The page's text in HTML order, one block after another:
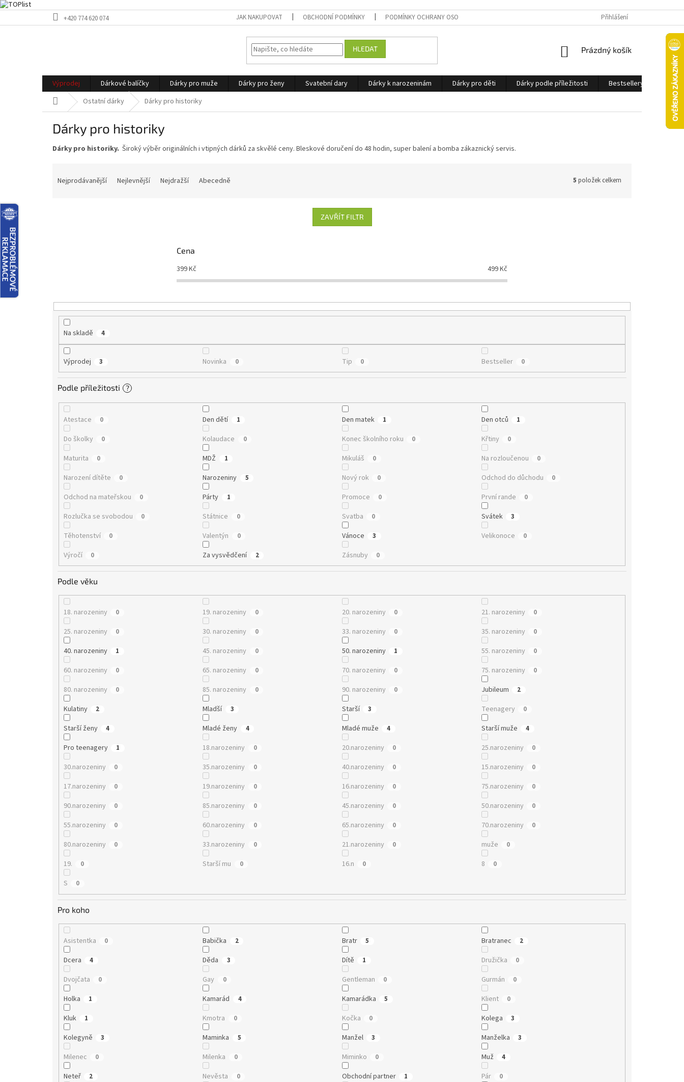
na
+420 774 620 074 JAK NAKUPOVAT OBCHODNÍ PODMÍNKY PODMÍNKY OCHRANY OSOBNÍCH ÚDAJŮ Přihlášení
HLEDAT
NÁKUPNÍ
Prázdný košík
Výprodej Dárkové balíčky Dárky pro muže Dárky pro ženy Svatební dary Dárky k narozeninám Dárky pro děti Dárky podle příležitosti Bestsellery
Domů Ostatní dárky Dárky pro historiky
Dárky pro historiky
Dárky pro historiky. Široký výběr originálních i vtipných dárků za skvělé ceny. Bleskové doručení do 48 hodin, super balení a bomba zákaznický servis.
t
ů
Nejprodávanější Nejlevnější Nejdražší Abecedně 5 položek celkem
ZAVŘÍT FILTR
Cena
399Kč 499Kč
Na skladě 4
Výprodej 3 Novinka 0 Tip 0 Bestseller 0
Podle příležitosti ?
Atestace 0 Den dětí 1 Den matek 1 Den otců 1
Do školky 0 Kolaudace 0 Konec školního roku 0 Křtiny 0
Maturita 0 MDŽ 1 Mikuláš 0 Na rozloučenou 0
Narození dítěte 0 Narozeniny 5 Nový rok 0 Odchod do důchodu 0
Odchod na mateřskou 0 Párty 1 Promoce 0 První rande 0
Rozlučka se svobodou 0 Státnice 0 Svatba 0 Svátek 3
Těhotenství 0 Valentýn 0 Vánoce 3 Velikonoce 0
Výročí 0 Za vysvědčení 2 Zásnuby 0
Podle věku
18. narozeniny 0 19. narozeniny 0 20. narozeniny 0 21. narozeniny 0
25. narozeniny 0 30. narozeniny 0 33. narozeniny 0 35. narozeniny 0
40. narozeniny 1 45. narozeniny 0 50. narozeniny 1 55. narozeniny 0
60. narozeniny 0 65. narozeniny 0 70. narozeniny 0 75. narozeniny 0
80. narozeniny 0 85. narozeniny 0 90. narozeniny 0 Jubileum 2
Kulatiny 2 Mladší 3 Starší 3 Teenagery 0
Starší ženy 4 Mladé ženy 4 Mladé muže 4 Starší muže 4
Pro teenagery 1 18.narozeniny 0 20.narozeniny 0 25.narozeniny 0
30.narozeniny 0 35.narozeniny 0 40.narozeniny 0 15.narozeniny 0
17.narozeniny 0 19.narozeniny 0 16.narozeniny 0 75.narozeniny 0
90.narozeniny 0 85.narozeniny 0 45.narozeniny 0 50.narozeniny 0
55.narozeniny 0 60.narozeniny 0 65.narozeniny 0 70.narozeniny 0
80.narozeniny 0 33.narozeniny 0 21.narozeniny 0 muže 0
19. 0 Starší mu 0 16.n 0 8 0
S 0
Pro koho
Asistentka 0 Babička 2 Bratr 5 Bratranec 2
Dcera 4 Děda 3 Dítě 1 Družička 0
Dvojčata 0 Gay 0 Gentleman 0 Gurmán 0
Holka 1 Kamarád 4 Kamarádka 5 Klient 0
Kluk 1 Kmotra 0 Kočka 0 Kolega 3
Kolegyně 3 Maminka 5 Manžel 3 Manželka 3
Milenec 0 Milenka 0 Miminko 0 Muž 4
Neteř 2 Nevěsta 0 Obchodní partner 1 Pár 0